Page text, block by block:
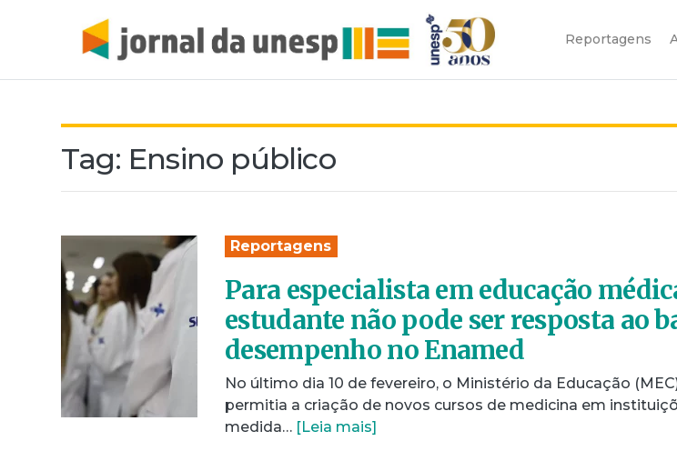
Reportagens
Tag: Ensino público
Reportagens
Para especialista em educação
estudante não pode ser resposta ao
desempenho no Enamed
No último dia 10 de fevereiro, o Ministério da Educação
permitia a criação de novos cursos de medicina em
medida… [Leia mais]